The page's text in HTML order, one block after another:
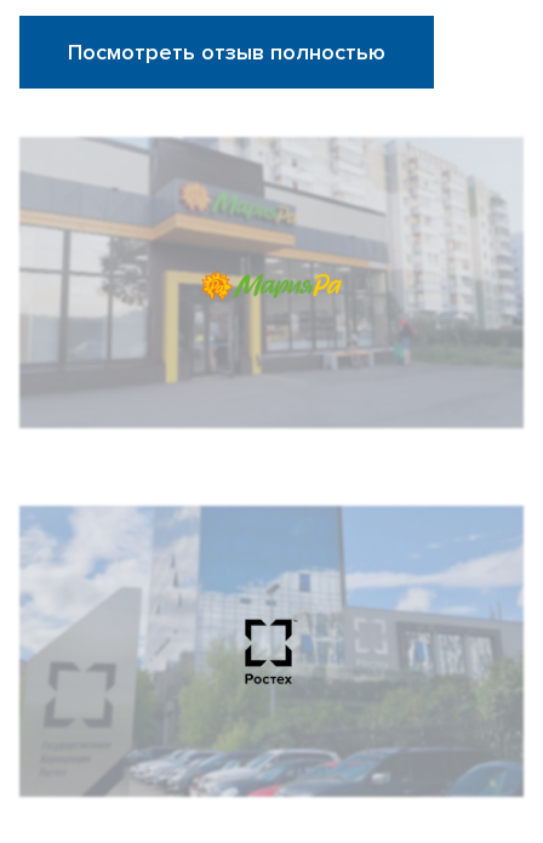
Посмотреть отзыв полностью